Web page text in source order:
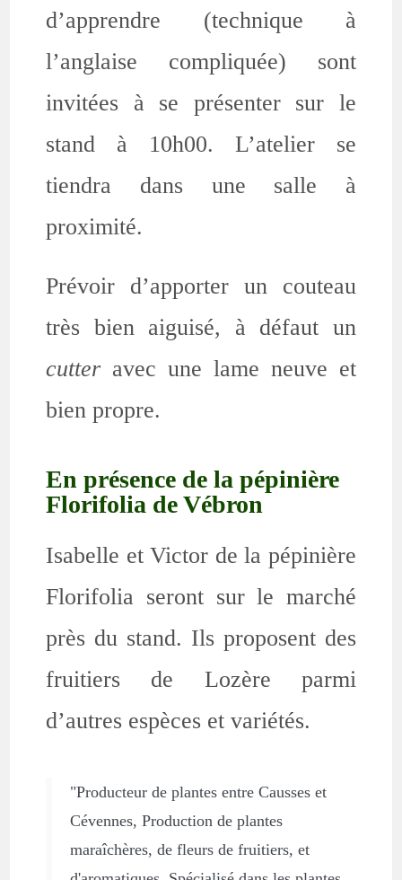
d’apprendre (technique à
l’anglaise compliquée) sont
invitées à se présenter sur le
stand à 10h00. L’atelier se
tiendra dans une salle à
proximité.
Prévoir d’apporter un couteau
très bien aiguisé, à défaut un
cutter avec une lame neuve et
bien propre.
En présence de la pépinière
Florifolia de Vébron
Isabelle et Victor de la pépinière
Florifolia seront sur le marché
près du stand. Ils proposent des
fruitiers de Lozère parmi
d’autres espèces et variétés.
"Producteur de plantes entre Causses et
Cévennes, Production de plantes
maraîchères, de fleurs de fruitiers, et